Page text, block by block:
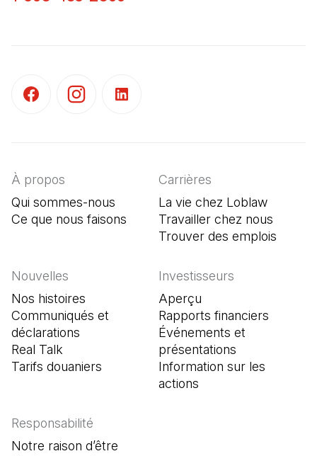
À propos
Qui sommes-nous
Ce que nous faisons
Carrières
La vie chez Loblaw
Travailler chez nous
Trouver des emplois
Nouvelles
Nos histoires
Communiqués et
déclarations
Real Talk
Tarifs douaniers
Investisseurs
Aperçu
Rapports financiers
Événements et
présentations
Information sur les
actions
Responsabilité
Notre raison d’être